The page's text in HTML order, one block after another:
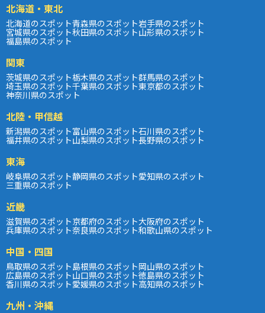
北海道・東北
北海道のスポット青森県のスポット岩手県のスポット
宮城県のスポット秋田県のスポット山形県のスポット
福島県のスポット
関東
茨城県のスポット栃木県のスポット群馬県のスポット
埼玉県のスポット千葉県のスポット東京都のスポット
神奈川県のスポット
北陸・甲信越
新潟県のスポット富山県のスポット石川県のスポット
福井県のスポット山梨県のスポット長野県のスポット
東海
岐阜県のスポット静岡県のスポット愛知県のスポット
三重県のスポット
近畿
滋賀県のスポット京都府のスポット大阪府のスポット
兵庫県のスポット奈良県のスポット和歌山県のスポット
中国・四国
鳥取県のスポット島根県のスポット岡山県のスポット
広島県のスポット山口県のスポット徳島県のスポット
香川県のスポット愛媛県のスポット高知県のスポット
九州・沖縄